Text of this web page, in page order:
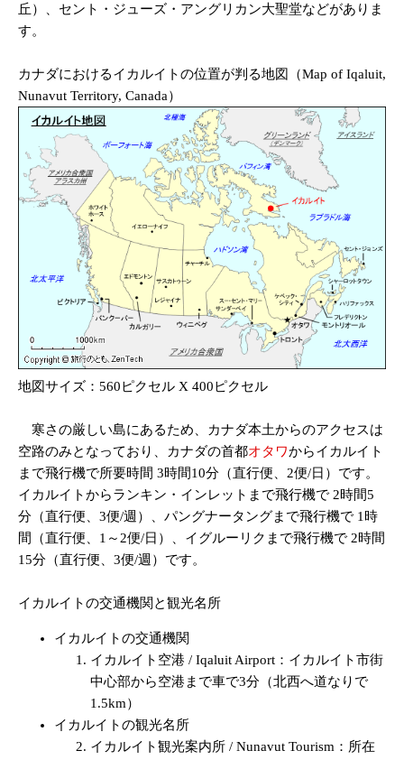
丘）、セント・ジューズ・アングリカン大聖堂などがありま
す。
カナダにおけるイカルイトの位置が判る地図（Map of Iqaluit,
Nunavut Territory, Canada）
地図サイズ：560ピクセル X 400ピクセル
寒さの厳しい島にあるため、カナダ本土からのアクセスは
空路のみとなっており、カナダの首都オタワからイカルイト
まで飛行機で所要時間 3時間10分（直行便、2便/日）です。
イカルイトからランキン・インレットまで飛行機で 2時間5
分（直行便、3便/週）、パングナータングまで飛行機で 1時
間（直行便、1～2便/日）、イグルーリクまで飛行機で 2時間
15分（直行便、3便/週）です。
イカルイトの交通機関と観光名所
イカルイトの交通機関
イカルイト空港 / Iqaluit Airport：イカルイト市街
中心部から空港まで車で3分（北西へ道なりで
1.5km）
イカルイトの観光名所
イカルイト観光案内所 / Nunavut Tourism：所在